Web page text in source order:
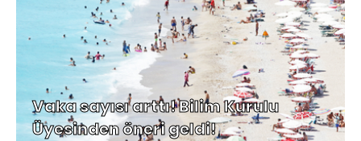
Vaka sayısı arttı! Bilim Kurulu
Üyesinden öneri geldi!